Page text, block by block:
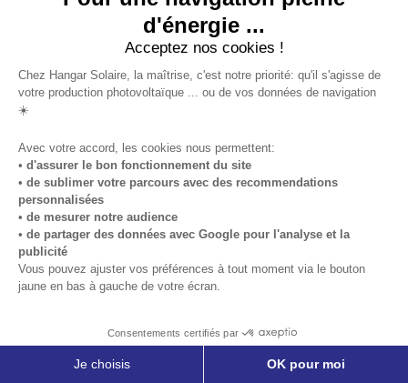
d'énergie ...
Acceptez nos cookies !
Chez Hangar Solaire, la maîtrise, c'est notre priorité: qu'il s'agisse de
votre production photovoltaïque ... ou de vos données de navigation
☀️
Avec votre accord, les cookies nous permettent:
• d'assurer le bon fonctionnement du site
• de sublimer votre parcours avec des recommendations
personnalisées
• de mesurer notre audience
• de partager des données avec Google pour l'analyse et la
publicité
Vous pouvez ajuster vos préférences à tout moment via le bouton
jaune en bas à gauche de votre écran.
Consentements certifiés par
Je choisis OK pour moi
?
Vous construisez et financez
votre hangar photovoltaïque.
de votre projet
photovoltaïque agricole, vous
devez valider un tarif de
revente de l’électricité à EDF
OA. Ainsi, les revenus
générés par la vente
votre centrale photovoltaïque
vous permettent de couvrir